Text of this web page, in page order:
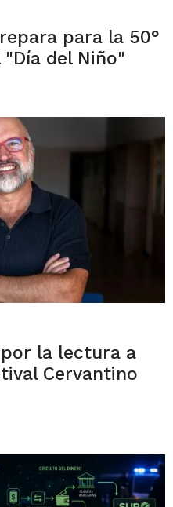
para la 50°
del Niño"
la lectura a
Cervantino